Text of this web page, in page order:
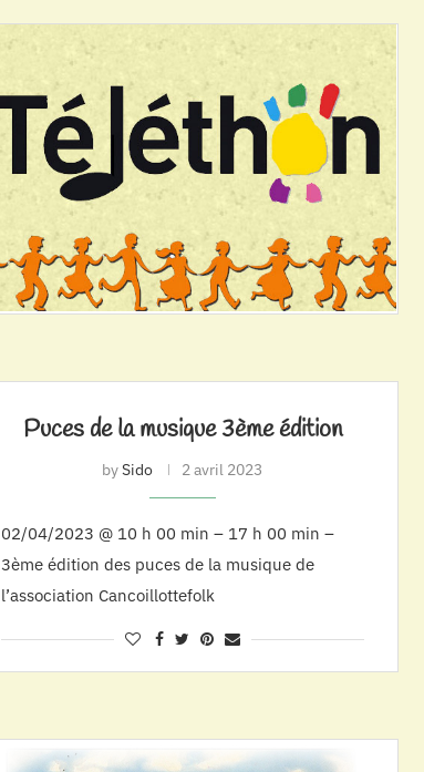
Puces de la musique 3ème édition
bySido 2 avril 2023
02/04/2023 @ 10 h 00 min – 17 h 00 min –
3ème édition des puces de la musique de
l’association Cancoillottefolk